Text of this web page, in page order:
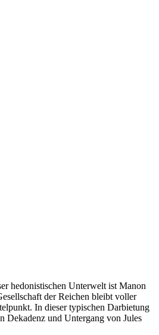
hedonistischen Unterwelt ist Manon
der Reichen bleibt voller
In dieser typischen Darbietung
Dekadenz und Untergang von Jules